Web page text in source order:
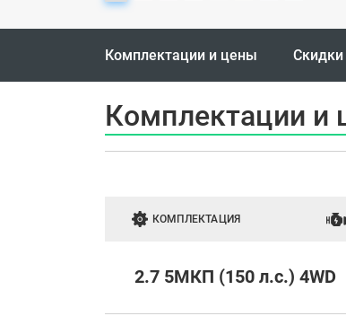
Комплектации и цены Скидки
Комплектации и
КОМПЛЕКТАЦИЯ
2.7 5МКП (150 л.с.) 4WD